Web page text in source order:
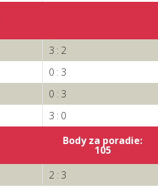
3 : 2
0 : 3
0 : 3
3 : 0
Body za poradie:
105
2 : 3